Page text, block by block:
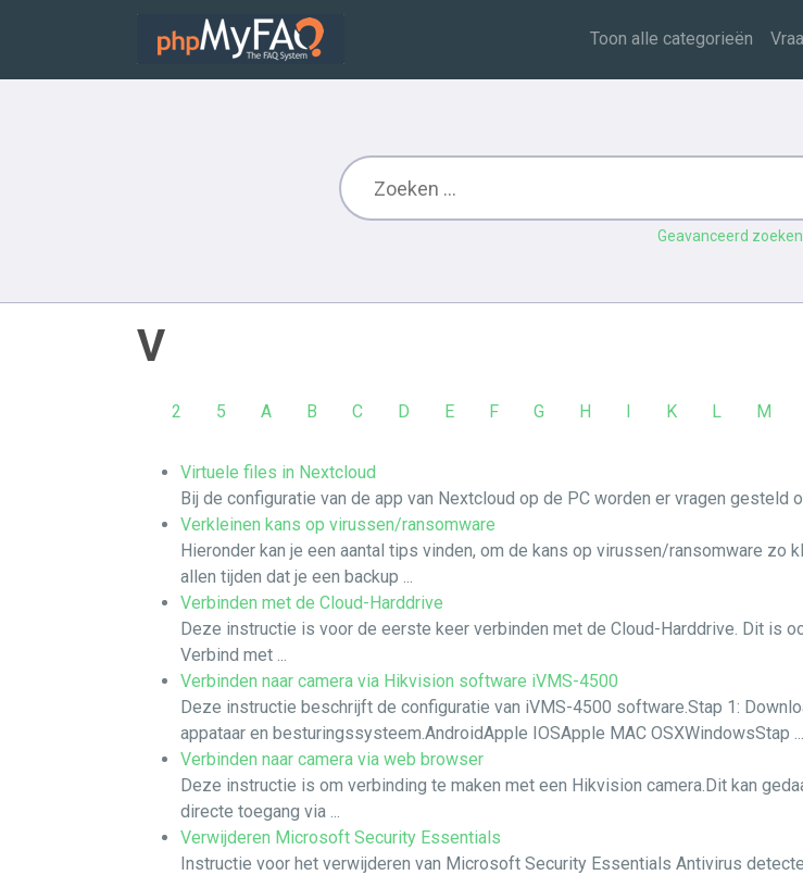
Toon alle categorieën
Geavanceerd zoeken
V
2 5 A B C D E F G H I K L M
Virtuele files in Nextcloud
Bij de configuratie van de app van Nextcloud op de PC worden er vragen gesteld
Verkleinen kans op virussen/ransomware
Hieronder kan je een aantal tips vinden, om de kans op virussen/ransomware
allen tijden dat je een backup ...
Verbinden met de Cloud-Harddrive
Deze instructie is voor de eerste keer verbinden met de Cloud-Harddrive. Dit is
Verbind met ...
Verbinden naar camera via Hikvision software iVMS-4500
Deze instructie beschrijft de configuratie van iVMS-4500 software.Stap 1:
appataar en besturingssysteem.AndroidApple IOSApple MAC OSXWindowsStap ...
Verbinden naar camera via web browser
Deze instructie is om verbinding te maken met een Hikvision camera.Dit kan
directe toegang via ...
Verwijderen Microsoft Security Essentials
Instructie voor het verwijderen van Microsoft Security Essentials Antivirus